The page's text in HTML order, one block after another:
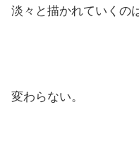
淡々と描かれていくの
変わらない。